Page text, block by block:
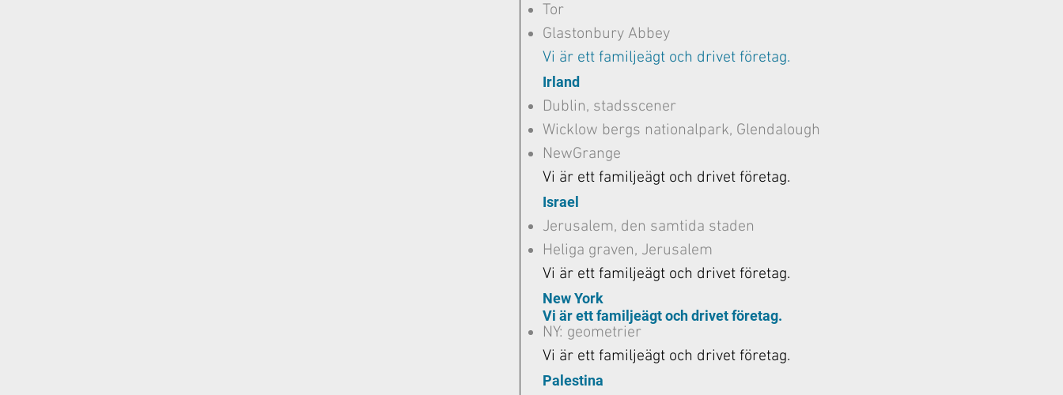
Tor
Glastonbury Abbey
Vi är ett familjeägt och drivet företag.
Irland
Dublin, stadsscener
Wicklow bergs nationalpark, Glendalough
NewGrange
Vi är ett familjeägt och drivet företag.
Israel
Jerusalem, den samtida staden
Heliga graven, Jerusalem
Vi är ett familjeägt och drivet företag.
New York
Vi är ett familjeägt och drivet företag.
NY: geometrier
Vi är ett familjeägt och drivet företag.
Palestina